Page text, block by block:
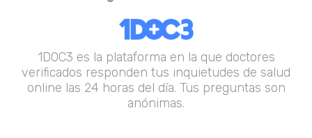
1DOC3 es la plataforma en la que doctores
verificados responden tus inquietudes de salud
online las 24 horas del día. Tus preguntas son
anónimas.